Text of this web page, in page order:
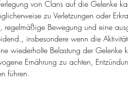
von Clans auf die Gelenke
zu Verletzungen oder
regelmäßige Bewegung und eine
insbesondere wenn die
wiederholte Belastung der Gelenke
Ernährung zu achten,
führen.